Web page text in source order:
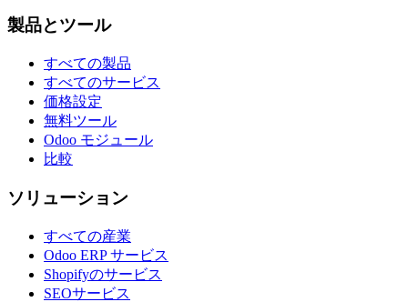
製品とツール
すべての製品
すべてのサービス
価格設定
無料ツール
Odoo モジュール
比較
ソリューション
すべての産業
Odoo ERP サービス
Shopifyのサービス
SEOサービス